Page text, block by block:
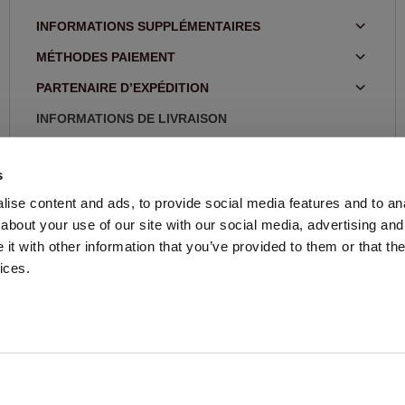
content and ads, to provide social media features and to
your use of our site with our social media, advertising
with other information that you’ve provided to them or that
INFORMATIONS SUPPLÉMENTAIRES
MÉTHODES PAIEMENT
PARTENAIRE D’EXPÉDITION
INFORMATIONS DE LIVRAISON
Ik ben zeer tevreden!